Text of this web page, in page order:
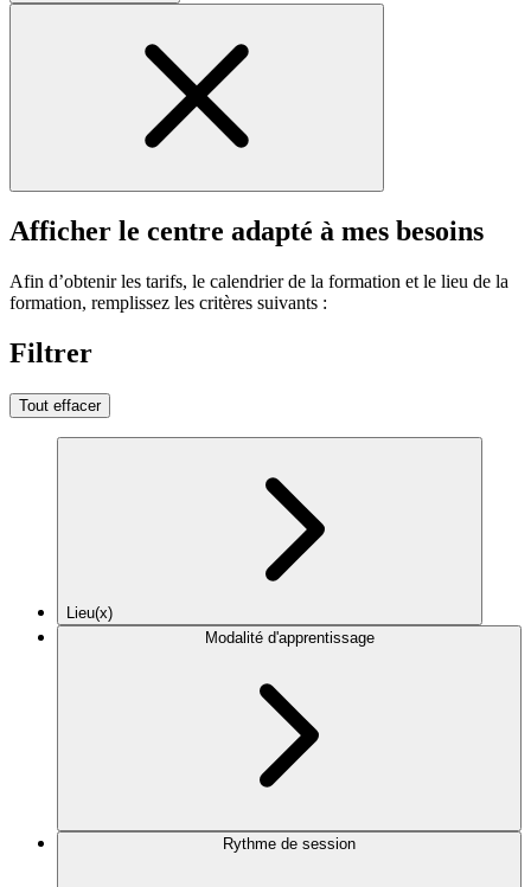
Afficher le centre adapté à mes besoins
Afin d’obtenir les tarifs, le calendrier de la formation et le lieu de la
formation, remplissez les critères suivants :
Filtrer
Tout effacer
Lieu(x)
Modalité d'apprentissage
Rythme de session